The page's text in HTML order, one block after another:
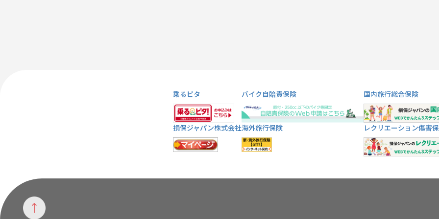
乗るピタ
損保ジャパン株式会社
バイク自賠責保険
海外旅行保険
国内旅行総合保険
レクリエーション傷害